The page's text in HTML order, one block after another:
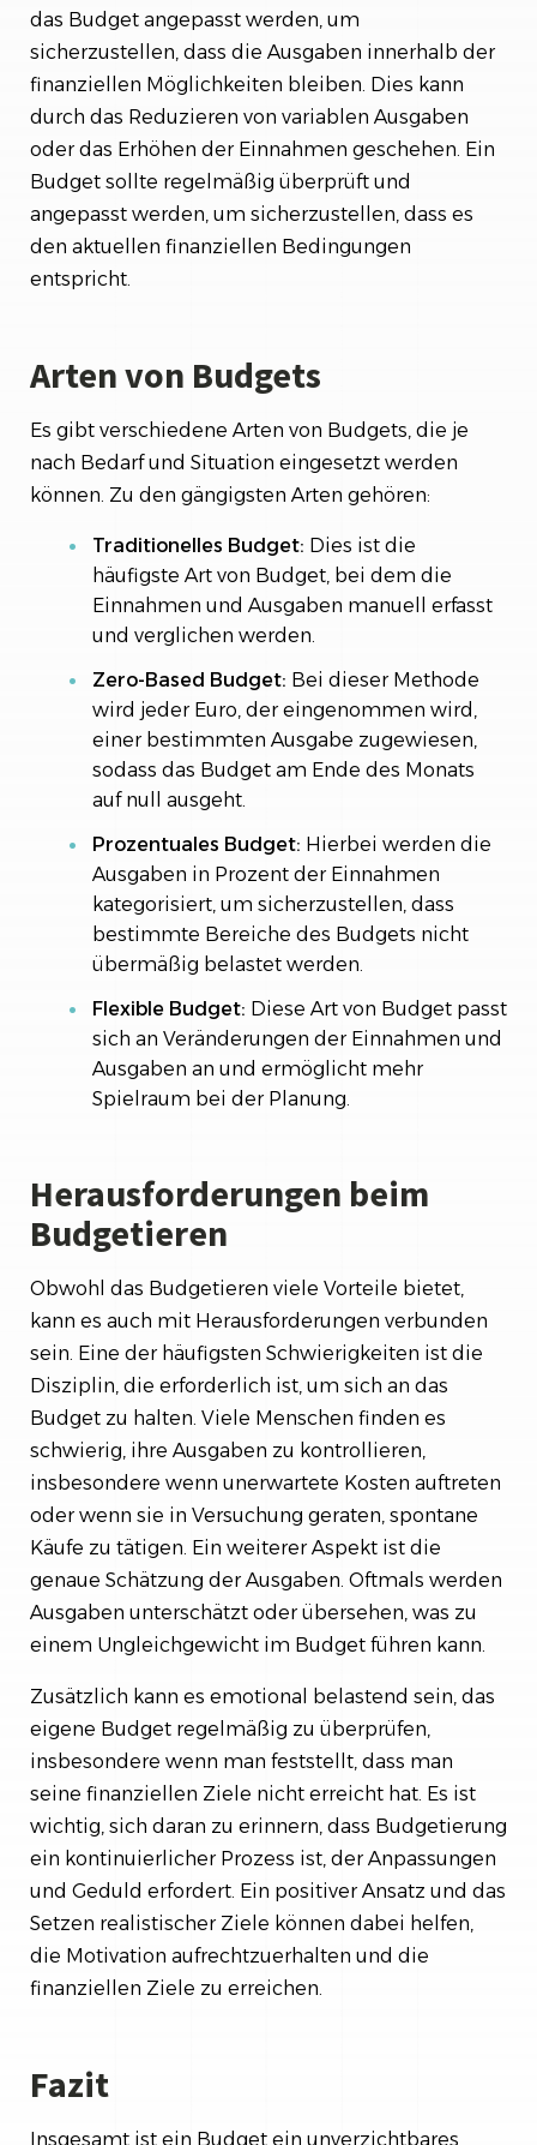
das Budget angepasst werden, um
sicherzustellen, dass die Ausgaben innerhalb der
finanziellen Möglichkeiten bleiben. Dies kann
durch das Reduzieren von variablen Ausgaben
oder das Erhöhen der Einnahmen geschehen. Ein
Budget sollte regelmäßig überprüft und
angepasst werden, um sicherzustellen, dass es
den aktuellen finanziellen Bedingungen
entspricht.
Arten von Budgets
Es gibt verschiedene Arten von Budgets, die je
nach Bedarf und Situation eingesetzt werden
können. Zu den gängigsten Arten gehören:
Traditionelles Budget: Dies ist die
häufigste Art von Budget, bei dem die
Einnahmen und Ausgaben manuell erfasst
und verglichen werden.
Zero-Based Budget: Bei dieser Methode
wird jeder Euro, der eingenommen wird,
einer bestimmten Ausgabe zugewiesen,
sodass das Budget am Ende des Monats
auf null ausgeht.
Prozentuales Budget: Hierbei werden die
Ausgaben in Prozent der Einnahmen
kategorisiert, um sicherzustellen, dass
bestimmte Bereiche des Budgets nicht
übermäßig belastet werden.
Flexible Budget: Diese Art von Budget passt
sich an Veränderungen der Einnahmen und
Ausgaben an und ermöglicht mehr
Spielraum bei der Planung.
Herausforderungen beim
Budgetieren
Obwohl das Budgetieren viele Vorteile bietet,
kann es auch mit Herausforderungen verbunden
sein. Eine der häufigsten Schwierigkeiten ist die
Disziplin, die erforderlich ist, um sich an das
Budget zu halten. Viele Menschen finden es
schwierig, ihre Ausgaben zu kontrollieren,
insbesondere wenn unerwartete Kosten auftreten
oder wenn sie in Versuchung geraten, spontane
Käufe zu tätigen. Ein weiterer Aspekt ist die
genaue Schätzung der Ausgaben. Oftmals werden
Ausgaben unterschätzt oder übersehen, was zu
einem Ungleichgewicht im Budget führen kann.
Zusätzlich kann es emotional belastend sein, das
eigene Budget regelmäßig zu überprüfen,
insbesondere wenn man feststellt, dass man
seine finanziellen Ziele nicht erreicht hat. Es ist
wichtig, sich daran zu erinnern, dass Budgetierung
ein kontinuierlicher Prozess ist, der Anpassungen
und Geduld erfordert. Ein positiver Ansatz und das
Setzen realistischer Ziele können dabei helfen,
die Motivation aufrechtzuerhalten und die
finanziellen Ziele zu erreichen.
Fazit
Insgesamt ist ein Budget ein unverzichtbares